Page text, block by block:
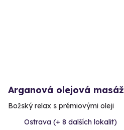
Arganová olejová masáž
Božský relax s prémiovými oleji
Ostrava (+ 8 dalších lokalit)